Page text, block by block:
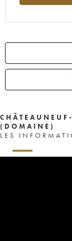
(DOMAINE)
LES